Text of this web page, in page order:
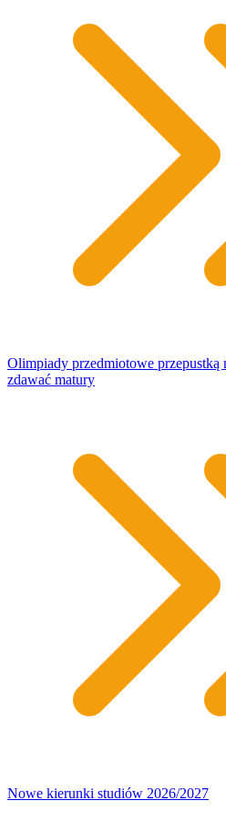
Olimpiady przedmiotowe przepustką
zdawać matury
Nowe kierunki studiów 2026/2027